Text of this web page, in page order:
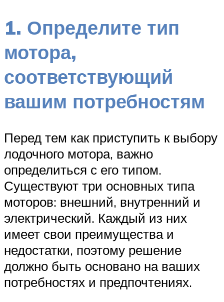
1. Определите тип
мотора,
соответствующий
вашим потребностям
Перед тем как приступить к выбору
лодочного мотора, важно
определиться с его типом.
Существуют три основных типа
моторов: внешний, внутренний и
электрический. Каждый из них
имеет свои преимущества и
недостатки, поэтому решение
должно быть основано на ваших
потребностях и предпочтениях.